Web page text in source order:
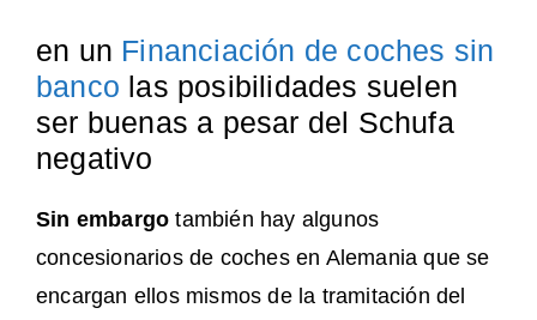
en un Financiación de coches sin
banco las posibilidades suelen
ser buenas a pesar del Schufa
negativo
Sin embargotambién hay algunos
concesionarios de coches en Alemania que se
encargan ellos mismos de la tramitación del